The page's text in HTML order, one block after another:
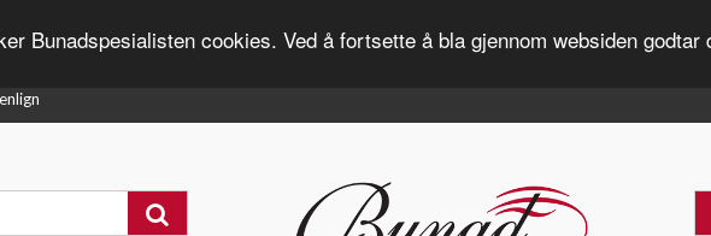
Bunadspesialisten cookies. Ved å fortsette å bla gjennom websiden